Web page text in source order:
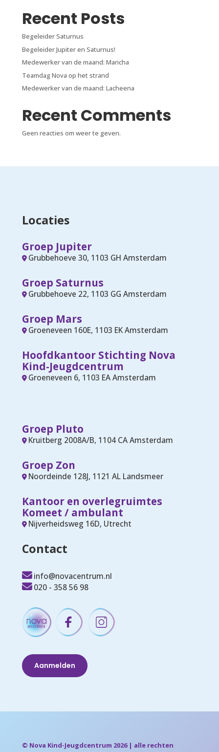
Recent Posts
Begeleider Saturnus
Begeleider Jupiter en Saturnus!
Medewerker van de maand: Maricha
Teamdag Nova op het strand
Medewerker van de maand: Lacheena
Recent Comments
Geen reacties om weer te geven.
Locaties
Groep Jupiter
Grubbehoeve 30, 1103 GH Amsterdam
Groep Saturnus
Grubbehoeve 22, 1103 GG Amsterdam
Groep Mars
Groeneveen 160E, 1103 EK Amsterdam
Hoofdkantoor Stichting Nova
Kind-Jeugdcentrum
Groeneveen 6, 1103 EA Amsterdam
Groep Pluto
Kruitberg 2008A/B, 1104 CA Amsterdam
Groep Zon
Noordeinde 128J, 1121 AL Landsmeer
Kantoor en overlegruimtes
Komeet / ambulant
Nijverheidsweg 16D, Utrecht
Contact
info@novacentrum.nl
020 - 358 56 98
Aanmelden
© Nova Kind-Jeugdcentrum 2026 | alle rechten